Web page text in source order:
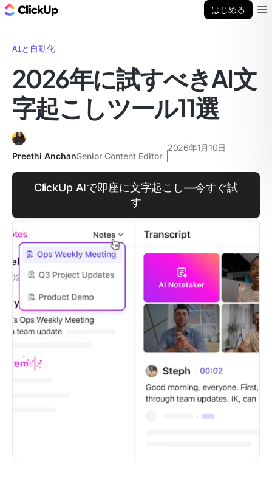
はじめる
AIと自動化
2026年に試すべきAI文
字起こしツール11選
Preethi AnchanSenior Content Editor
2026年1月10日
ClickUp AIで即座に文字起こし—今すぐ試
す